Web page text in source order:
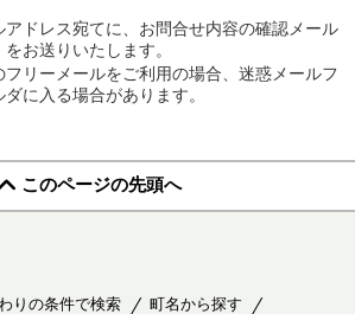
ドレス宛てに、お問合せ内容の確認メール
をお送りいたします。
リーメールをご利用の場合、迷惑メールフ
ダに入る場合があります。
このページの先頭へ
りの条件で検索
町名から探す